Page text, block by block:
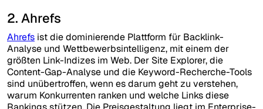
2. Ahrefs
Ahrefs ist die dominierende Plattform für Backlink-
Analyse und Wettbewerbsintelligenz, mit einem der
größten Link-Indizes im Web. Der Site Explorer, die
Content-Gap-Analyse und die Keyword-Recherche-Tools
sind unübertroffen, wenn es darum geht zu verstehen,
warum Konkurrenten ranken und welche Links diese